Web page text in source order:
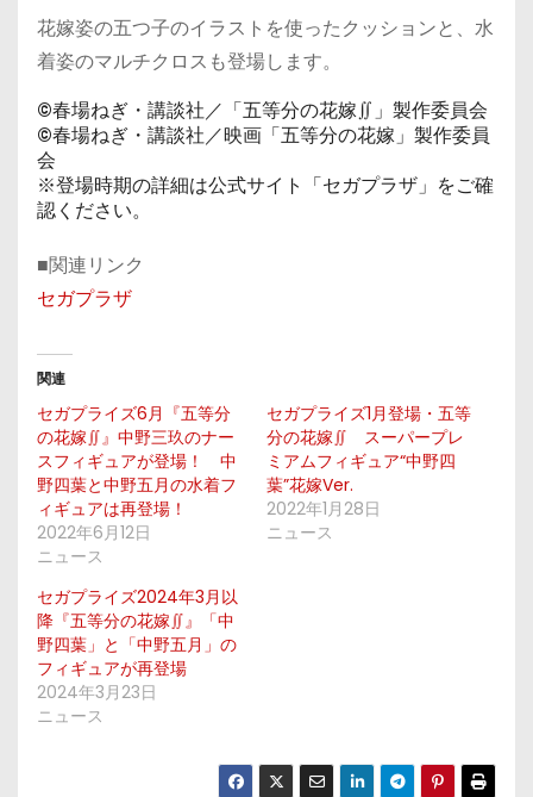
花嫁姿の五つ子のイラストを使ったクッションと、水
着姿のマルチクロスも登場します。
©春場ねぎ・講談社／「五等分の花嫁∬」製作委員会
©春場ねぎ・講談社／映画「五等分の花嫁」製作委員
会
※登場時期の詳細は公式サイト「セガプラザ」をご確
認ください。
■関連リンク
セガプラザ
関連
セガプライズ6月『五等分
の花嫁∬』中野三玖のナー
スフィギュアが登場！ 中
野四葉と中野五月の水着フ
ィギュアは再登場！
2022年6月12日
ニュース
セガプライズ1月登場・五等
分の花嫁∬ スーパープレ
ミアムフィギュア“中野四
葉”花嫁Ver.
2022年1月28日
ニュース
セガプライズ2024年3月以
降『五等分の花嫁∬』「中
野四葉」と「中野五月」の
フィギュアが再登場
2024年3月23日
ニュース